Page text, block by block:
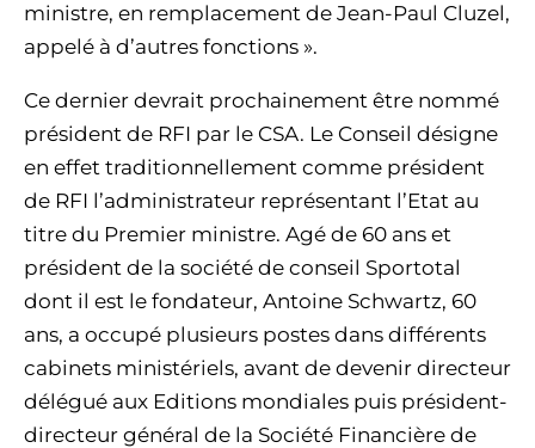
ministre, en remplacement de Jean-Paul Cluzel,
appelé à d’autres fonctions ».
Ce dernier devrait prochainement être nommé
président de RFI par le CSA. Le Conseil désigne
en effet traditionnellement comme président
de RFI l’administrateur représentant l’Etat au
titre du Premier ministre. Agé de 60 ans et
président de la société de conseil Sportotal
dont il est le fondateur, Antoine Schwartz, 60
ans, a occupé plusieurs postes dans différents
cabinets ministériels, avant de devenir directeur
délégué aux Editions mondiales puis président-
directeur général de la Société Financière de